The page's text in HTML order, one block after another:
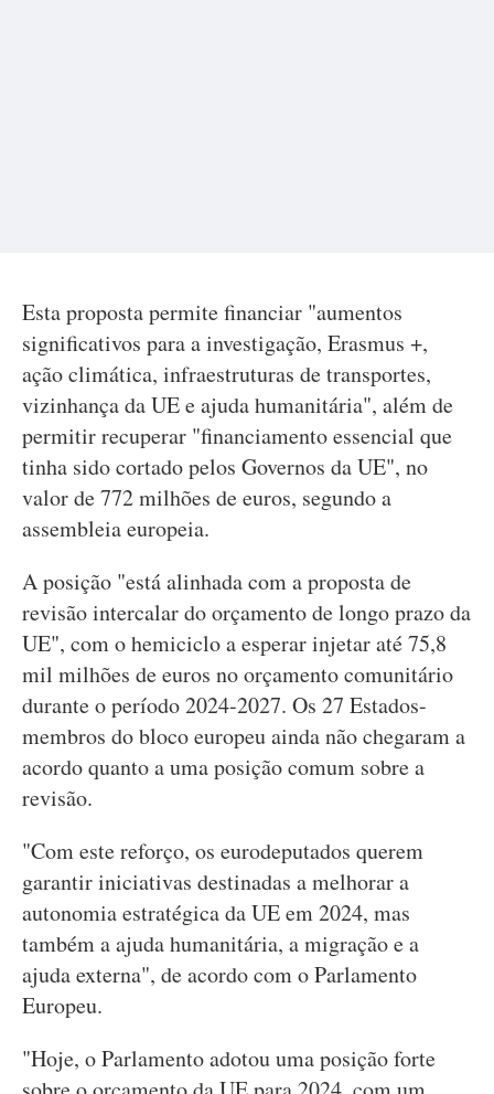
Esta proposta permite financiar "aumentos
significativos para a investigação, Erasmus +,
ação climática, infraestruturas de transportes,
vizinhança da UE e ajuda humanitária", além de
permitir recuperar "financiamento essencial que
tinha sido cortado pelos Governos da UE", no
valor de 772 milhões de euros, segundo a
assembleia europeia.
A posição "está alinhada com a proposta de
revisão intercalar do orçamento de longo prazo da
UE", com o hemiciclo a esperar injetar até 75,8
mil milhões de euros no orçamento comunitário
durante o período 2024-2027. Os 27 Estados-
membros do bloco europeu ainda não chegaram a
acordo quanto a uma posição comum sobre a
revisão.
"Com este reforço, os eurodeputados querem
garantir iniciativas destinadas a melhorar a
autonomia estratégica da UE em 2024, mas
também a ajuda humanitária, a migração e a
ajuda externa", de acordo com o Parlamento
Europeu.
"Hoje, o Parlamento adotou uma posição forte